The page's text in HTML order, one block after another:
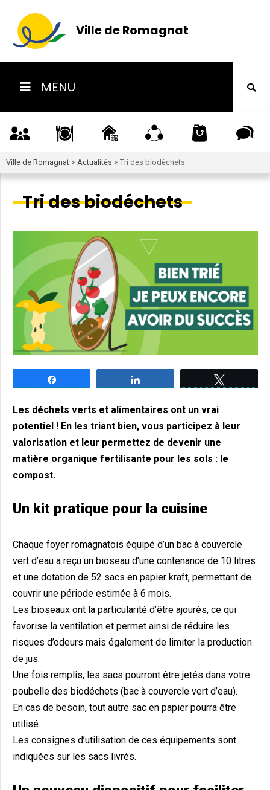
Ville de Romagnat
MENU
Ville de Romagnat > Actualités > Tri des biodéchets
Tri des biodéchets
Les déchets verts et alimentaires ont un vrai
potentiel ! En les triant bien, vous participez à leur
valorisation et leur permettez de devenir une
matière organique fertilisante pour les sols : le
compost.
Un kit pratique pour la cuisine
Chaque foyer romagnatois équipé d’un bac à couvercle
vert d’eau a reçu un bioseau d’une contenance de 10 litres
et une dotation de 52 sacs en papier kraft, permettant de
couvrir une période estimée à 6 mois.
Les bioseaux ont la particularité d’être ajourés, ce qui
favorise la ventilation et permet ainsi de réduire les
risques d’odeurs mais également de limiter la production
de jus.
Une fois remplis, les sacs pourront être jetés dans votre
poubelle des biodéchets (bac à couvercle vert d’eau).
En cas de besoin, tout autre sac en papier pourra être
utilisé.
Les consignes d’utilisation de ces équipements sont
indiquées sur les sacs livrés.